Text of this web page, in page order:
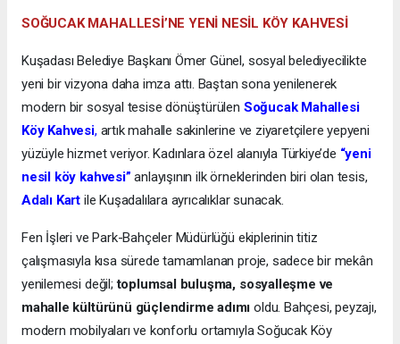
SOĞUCAK MAHALLESİ’NE YENİ NESİL KÖY KAHVESİ
Kuşadası Belediye Başkanı Ömer Günel, sosyal belediyecilikte
yeni bir vizyona daha imza attı. Baştan sona yenilenerek
modern bir sosyal tesise dönüştürülen Soğucak Mahallesi
Köy Kahvesi, artık mahalle sakinlerine ve ziyaretçilere yepyeni
yüzüyle hizmet veriyor. Kadınlara özel alanıyla Türkiye’de “yeni
nesil köy kahvesi”anlayışının ilk örneklerinden biri olan tesis,
Adalı Kart ile Kuşadalılara ayrıcalıklar sunacak.
Fen İşleri ve Park-Bahçeler Müdürlüğü ekiplerinin titiz
çalışmasıyla kısa sürede tamamlanan proje, sadece bir mekân
yenilemesi değil;toplumsal buluşma, sosyalleşme ve
mahalle kültürünü güçlendirme adımı oldu. Bahçesi, peyzajı,
modern mobilyaları ve konforlu ortamıyla Soğucak Köy